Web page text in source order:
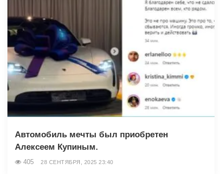
Автомобиль мечты был приобретен
Алексеем Купиным.
405 28 СЕНТЯБРЯ, 2025 23:40